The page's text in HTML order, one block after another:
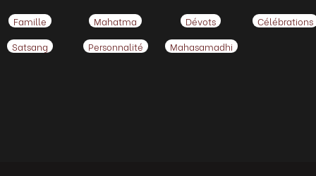
Famille Mahatma Dévots Célébrations
Satsang Personnalité Mahasamadhi